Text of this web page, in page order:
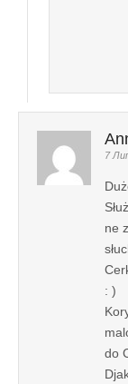
7
ne
: )
do